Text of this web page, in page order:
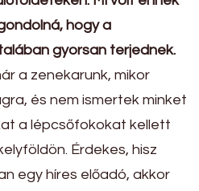
hogy a
gyorsan terjednek.
a zenekarunk, mikor
és nem ismertek minket
a lépcsőfokokat kellett
Érdekes, hisz
egy híres előadó, akkor